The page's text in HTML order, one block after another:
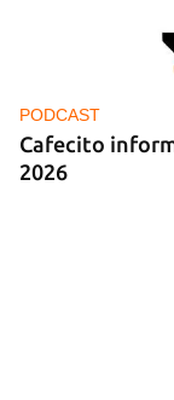
Para poder
iniciar sesión
PODCAST
Cafecito
2026